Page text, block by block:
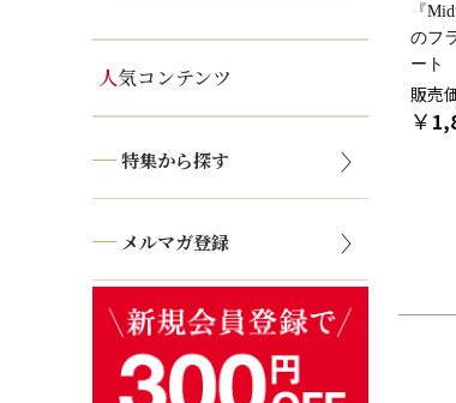
人気コンテンツ
特集から探す
メルマガ登録
『
のフ
ート
販売
￥